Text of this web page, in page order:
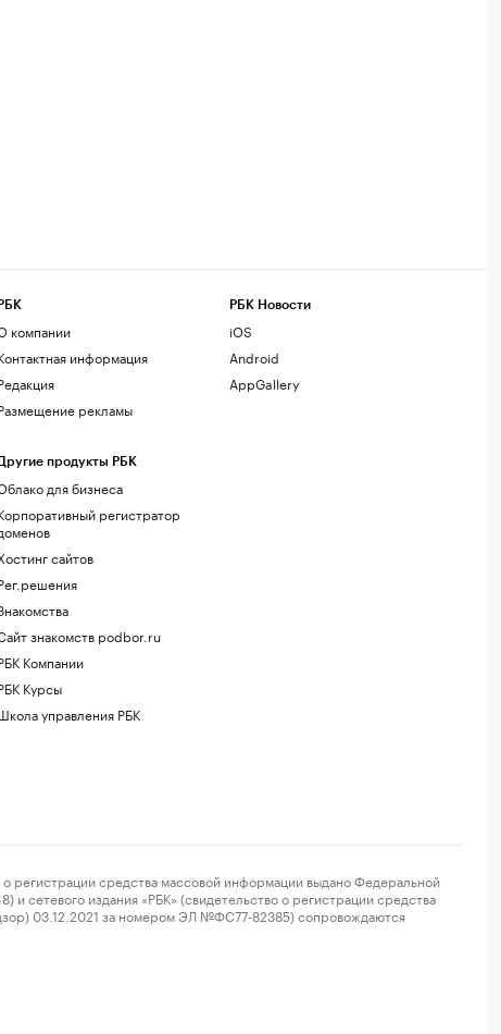
РБК
компании
информация
рекламы
продукты РБК
для бизнеса
регистратор
сайтов
знакомств podbor.ru
Компании
Курсы
управления РБК
РБК Новости
iOS
Android
AppGallery
средства массовой информации выдано Федеральной
издания «РБК» (свидетельство о регистрации средства
03.12.2021 за номером ЭЛ №ФС77-82385) сопровождаются